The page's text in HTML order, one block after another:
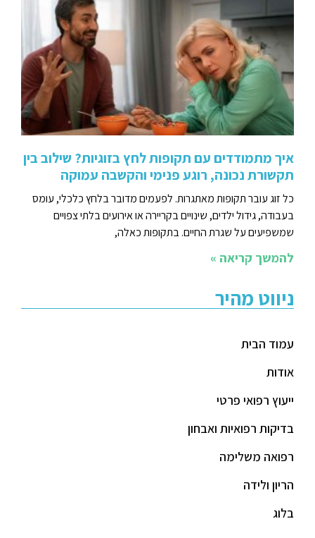
איך מתמודדים עם תקופות לחץ בזוגיות? שילוב בין
תקשורת נכונה, רוגע פנימי והקשבה עמוקה
כל זוג עובר תקופות מאתגרות. לפעמים מדובר בלחץ כלכלי, עומס
בעבודה, גידול ילדים, שינויים בקריירה או אירועים בלתי צפויים
שמשפיעים על שגרת החיים. בתקופות כאלה,
להמשך קריאה »
ניווט מהיר
עמוד הבית
אודות
ייעוץ רפואי פרטי
בדיקות רפואיות ואבחון
רפואה משלימה
הריון ולידה
בלוג